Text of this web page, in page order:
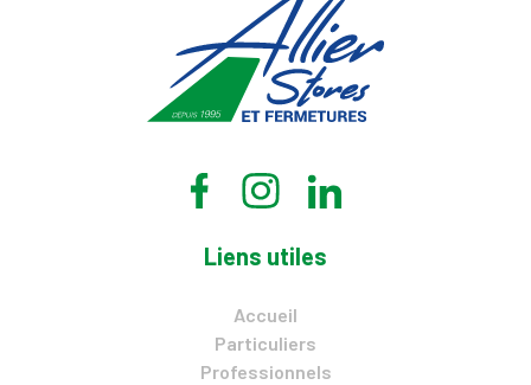
Liens utiles
Accueil
Particuliers
Professionnels